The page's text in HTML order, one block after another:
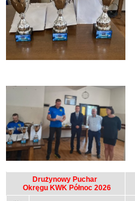
Drużynowy Puchar
Okręgu KWK Północ 2026